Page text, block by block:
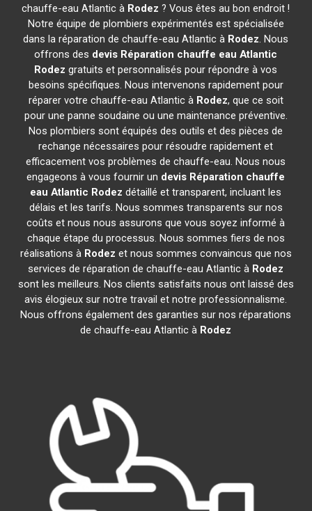
chauffe-eau Atlantic à Rodez ? Vous êtes au bon endroit !
Notre équipe de plombiers expérimentés est spécialisée
dans la réparation de chauffe-eau Atlantic à Rodez. Nous
offrons des devis Réparation chauffe eau Atlantic
Rodez gratuits et personnalisés pour répondre à vos
besoins spécifiques. Nous intervenons rapidement pour
réparer votre chauffe-eau Atlantic à Rodez, que ce soit
pour une panne soudaine ou une maintenance préventive.
Nos plombiers sont équipés des outils et des pièces de
rechange nécessaires pour résoudre rapidement et
efficacement vos problèmes de chauffe-eau. Nous nous
engageons à vous fournir un devis Réparation chauffe
eau Atlantic Rodez détaillé et transparent, incluant les
délais et les tarifs. Nous sommes transparents sur nos
coûts et nous nous assurons que vous soyez informé à
chaque étape du processus. Nous sommes fiers de nos
réalisations à Rodez et nous sommes convaincus que nos
services de réparation de chauffe-eau Atlantic à Rodez
sont les meilleurs. Nos clients satisfaits nous ont laissé des
avis élogieux sur notre travail et notre professionnalisme.
Nous offrons également des garanties sur nos réparations
de chauffe-eau Atlantic à Rodez